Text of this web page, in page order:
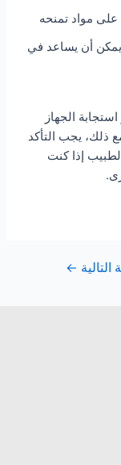
على مواد تمنحه
أن يساعد في
الجهاز
ذلك، يجب التأكد
إذا كنت
التالية ←